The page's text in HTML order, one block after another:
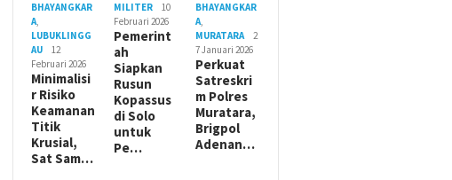
BHAYANGKAR
A,
LUBUKLINGG
AU
12
Februari 2026
Minimalisi
r Risiko
Keamanan
Titik
Krusial,
Sat Sam…
MILITER
10
Februari 2026
Pemerint
ah
Siapkan
Rusun
Kopassus
di Solo
untuk
Pe…
BHAYANGKAR
A,
MURATARA
2
7 Januari 2026
Perkuat
Satreskri
m Polres
Muratara,
Brigpol
Adenan…